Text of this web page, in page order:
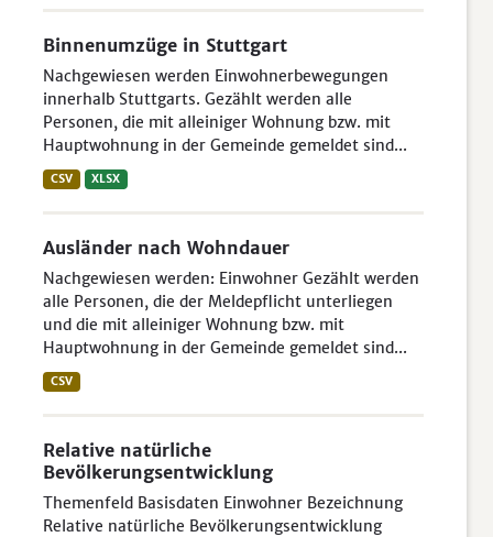
Binnenumzüge in Stuttgart
Nachgewiesen werden Einwohnerbewegungen
innerhalb Stuttgarts. Gezählt werden alle
Personen, die mit alleiniger Wohnung bzw. mit
Hauptwohnung in der Gemeinde gemeldet sind...
CSV XLSX
Ausländer nach Wohndauer
Nachgewiesen werden: Einwohner Gezählt werden
alle Personen, die der Meldepflicht unterliegen
und die mit alleiniger Wohnung bzw. mit
Hauptwohnung in der Gemeinde gemeldet sind...
CSV
Relative natürliche
Bevölkerungsentwicklung
Themenfeld Basisdaten Einwohner Bezeichnung
Relative natürliche Bevölkerungsentwicklung